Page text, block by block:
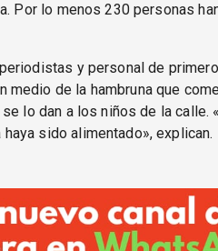
Por lo menos 230 personas
y personal de
medio de la hambruna que
lo dan a los niños de la calle.
sido alimentado», explican.